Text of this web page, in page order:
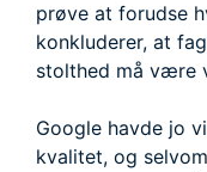
prøve at forudse
konkluderer, at
stolthed må være
Google havde jo
kvalitet, og